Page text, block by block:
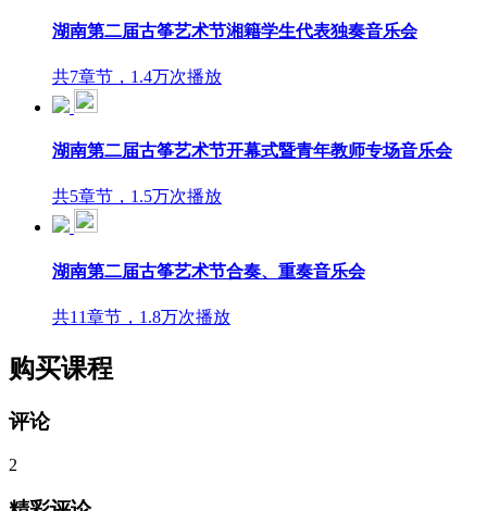
湖南第二届古筝艺术节湘籍学生代表独奏音乐会
共7章节，1.4万次播放
湖南第二届古筝艺术节开幕式暨青年教师专场音乐会
共5章节，1.5万次播放
湖南第二届古筝艺术节合奏、重奏音乐会
共11章节，1.8万次播放
购买课程
评论
2